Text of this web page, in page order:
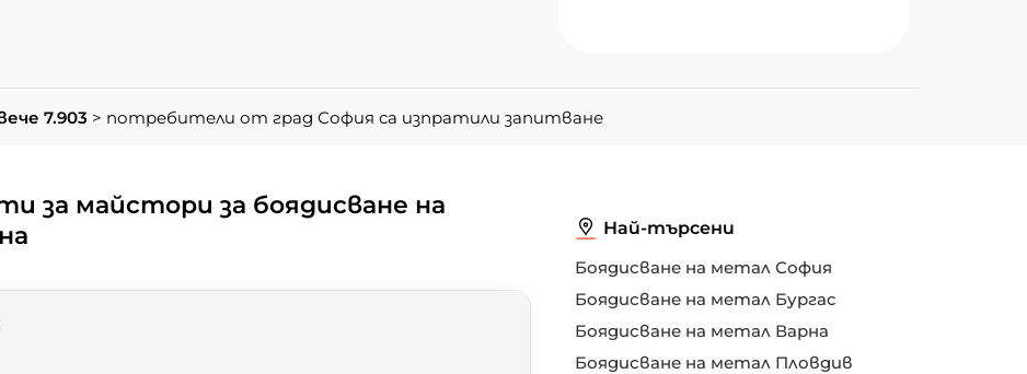
7.903 > потребители от град София са изпратили запитване
за майстори за боядисване на
Най-търсени
Боядисване на метал София
Боядисване на метал Бургас
Боядисване на метал Варна
Боядисване на метал Пловдив